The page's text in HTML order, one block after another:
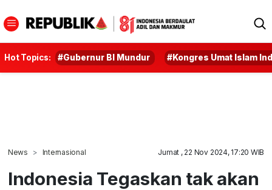
Hot Topics: #Gubernur BI Mundur #Kongres Umat Islam
News Internasional Jumat , 22 Nov 2024, 17:20 WIB
Indonesia Tegaskan tak akan